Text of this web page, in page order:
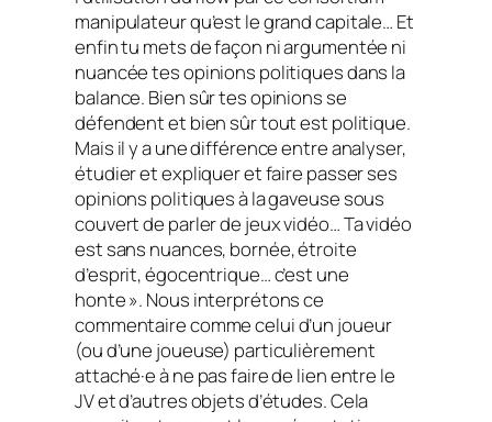
manipulateur qu’est le grand capitale… Et
enfin tu mets de façon ni argumentée ni
nuancée tes opinions politiques dans la
balance. Bien sûr tes opinions se
défendent et bien sûr tout est politique.
Mais il y a une différence entre analyser,
étudier et expliquer et faire passer ses
opinions politiques à la gaveuse sous
couvert de parler de jeux vidéo… Ta vidéo
est sans nuances, bornée, étroite
d’esprit, égocentrique… c’est une
honte ». Nous interprétons ce
commentaire comme celui d’un joueur
(ou d’une joueuse) particulièrement
attaché·e à ne pas faire de lien entre le
JV et d’autres objets d’études. Cela